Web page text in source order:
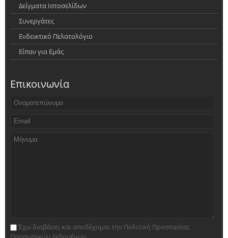
Δείγματα Ιστοσελίδων
Συνεργάτες
Ενδεικτικό Πελατολόγιο
Είπαν για Εμάς
Επικοινωνία
Έχω διαβάσει και αποδέχομαι την Πολιτική Προστασίας